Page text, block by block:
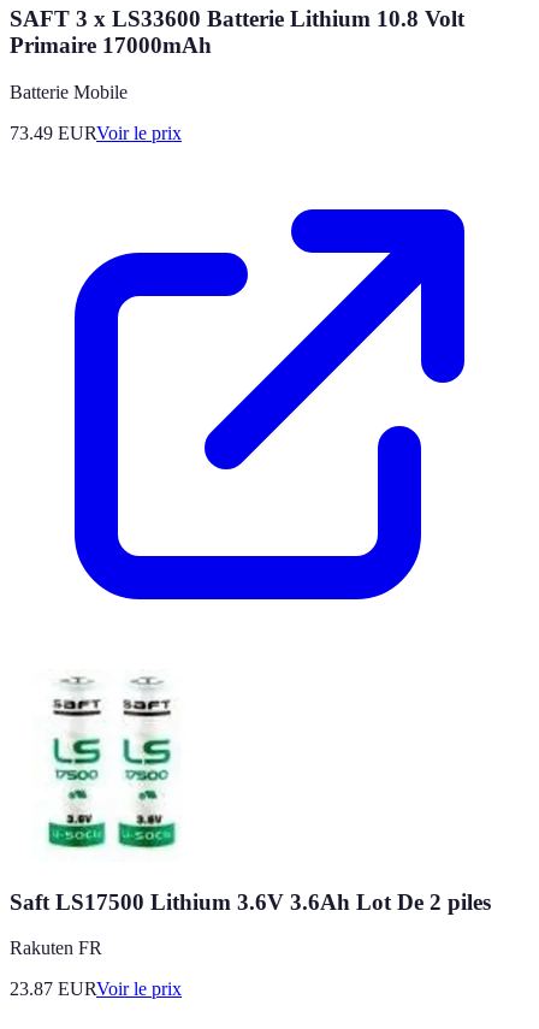
SAFT 3 x LS33600 Batterie Lithium 10.8 Volt
Primaire 17000mAh
Batterie Mobile
73.49 EURVoir le prix
Saft LS17500 Lithium 3.6V 3.6Ah Lot De 2 piles
Rakuten FR
23.87 EURVoir le prix